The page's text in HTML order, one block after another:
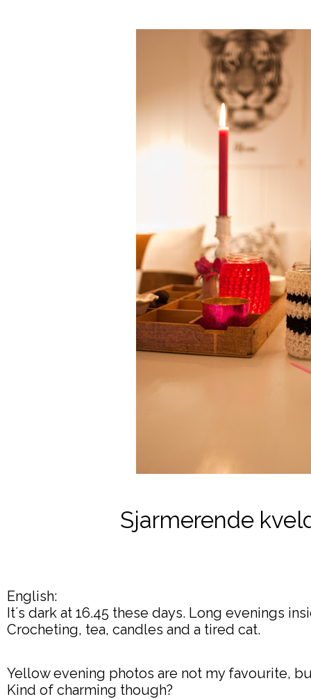
Sjarmerende
English:
It´s dark at 16.45 these days. Long evenings
Crocheting, tea, candles and a tired cat.
Yellow evening photos are not my favourite,
Kind of charming though?